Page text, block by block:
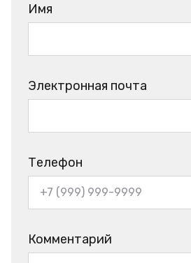
Имя
Электронная почта
Телефон
Комментарий